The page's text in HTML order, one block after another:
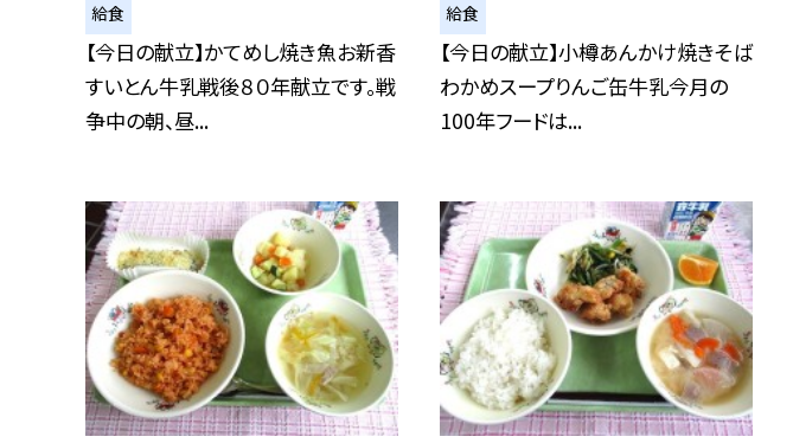
給食
【今日の献立】かてめし焼き魚お新香
すいとん牛乳戦後８０年献立です。戦
争中の朝、昼...
給食
【今日の献立】小樽あんかけ焼きそば
わかめスープりんご缶牛乳今月の
100年フードは...